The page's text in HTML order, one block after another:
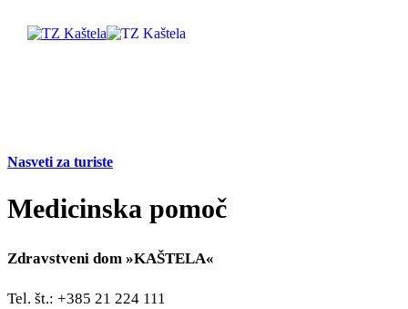
Nasveti za turiste
Medicinska pomoč
Zdravstveni dom »KAŠTELA«
Tel. št.: +385 21 224 111